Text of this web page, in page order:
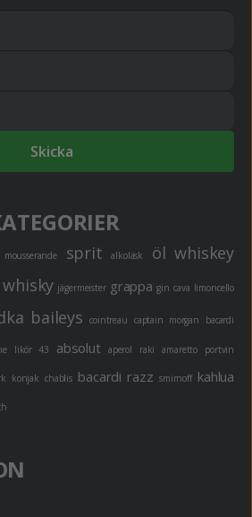
Skicka
sprit alkoläsk öl whiskey
whisky jägermeister grappa gin cava limoncello
baileys cointreau captain morgan bacardi
likör 43 absolut aperol raki amaretto portvin
konjak chablis bacardi razz smirnoff kahlua